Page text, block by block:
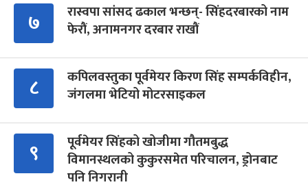
७
रास्वपा सांसद ढकाल भन्छन्- सिंहदरबारको नाम
फेरौं, अनामनगर दरबार राखौं
८
कपिलवस्तुका पूर्वमेयर किरण सिंह सम्पर्कविहीन,
जंगलमा भेटियो मोटरसाइकल
९
पूर्वमेयर सिंहको खोजीमा गौतमबुद्ध
विमानस्थलको कुकुरसमेत परिचालन, ड्रोनबाट
पनि निगरानी